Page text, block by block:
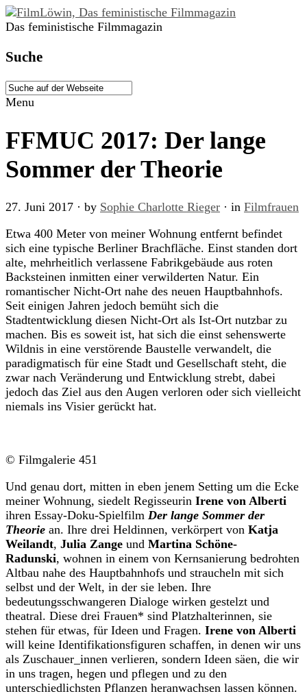
Das feministische Filmmagazin
Suche
Menu
FFMUC 2017: Der lange
Sommer der Theorie
27. Juni 2017 · by Sophie Charlotte Rieger · in Filmfrauen
Etwa 400 Meter von meiner Wohnung entfernt befindet
sich eine typische Berliner Brachfläche. Einst standen dort
alte, mehrheitlich verlassene Fabrikgebäude aus roten
Backsteinen inmitten einer verwilderten Natur. Ein
romantischer Nicht-Ort nahe des neuen Hauptbahnhofs.
Seit einigen Jahren jedoch bemüht sich die
Stadtentwicklung diesen Nicht-Ort als Ist-Ort nutzbar zu
machen. Bis es soweit ist, hat sich die einst sehenswerte
Wildnis in eine verstörende Baustelle verwandelt, die
paradigmatisch für eine Stadt und Gesellschaft steht, die
zwar nach Veränderung und Entwicklung strebt, dabei
jedoch das Ziel aus den Augen verloren oder sich vielleicht
niemals ins Visier gerückt hat.
© Filmgalerie 451
Und genau dort, mitten in eben jenem Setting um die Ecke
meiner Wohnung, siedelt Regisseurin Irene von Alberti
ihren Essay-Doku-Spielfilm Der lange Sommer der
Theorie an. Ihre drei Heldinnen, verkörpert von Katja
Weilandt, Julia Zange und Martina Schöne-
Radunski, wohnen in einem von Kernsanierung bedrohten
Altbau nahe des Hauptbahnhofs und straucheln mit sich
selbst und der Welt, in der sie leben. Ihre
bedeutungsschwangeren Dialoge wirken gestelzt und
theatral. Diese drei Frauen* sind Platzhalterinnen, sie
stehen für etwas, für Ideen und Fragen. Irene von Alberti
will keine Identifikationsfiguren schaffen, in denen wir uns
als Zuschauer_innen verlieren, sondern Ideen säen, die wir
in uns tragen, hegen und pflegen und zu den
unterschiedlichsten Pflanzen heranwachsen lassen können.